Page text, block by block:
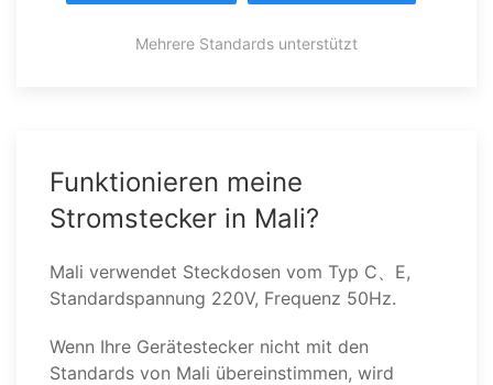
Mehrere Standards unterstützt
Funktionieren meine
Stromstecker in Mali?
Mali verwendet Steckdosen vom Typ C、E,
Standardspannung 220V, Frequenz 50Hz.
Wenn Ihre Gerätestecker nicht mit den
Standards von Mali übereinstimmen, wird